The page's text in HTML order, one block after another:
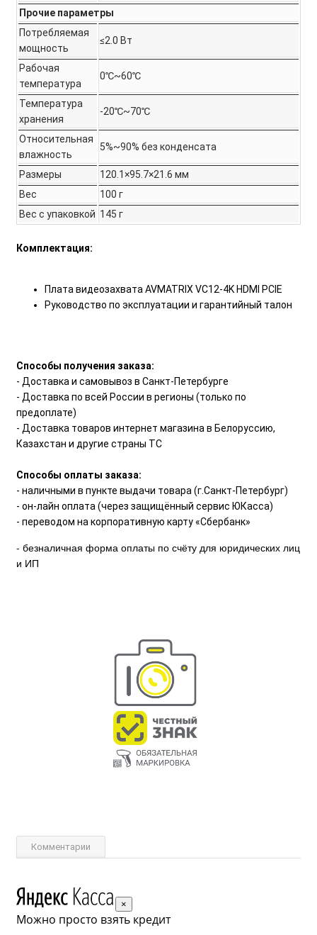
Прочие параметры
Потребляемая
мощность
≤2.0 Вт
Рабочая
температура
0℃~60℃
Температура
хранения
-20℃~70℃
Относительная
влажность
5%~90% без конденсата
Размеры
120.1×95.7×21.6 мм
Вес
100 г
Вес с упаковкой 145 г
Комплектация:
Плата видеозахвата AVMATRIX VC12-4K HDMI PCIE
Руководство по эксплуатации и гарантийный талон
Способы получения заказа:
- Доставка и самовывоз в Санкт-Петербурге
- Доставка по всей России в регионы (только по
предоплате)
- Доставка товаров интернет магазина в Белоруссию,
Казахстан и другие страны ТС
Способы оплаты заказа:
- наличными в пункте выдачи товара (г.Санкт-Петербург)
- он-лайн оплата (через защищённый сервис ЮКасса)
- переводом на корпоративную карту «Сбербанк»
- безналичная форма оплаты по счёту для юридических лиц
и ИП
Комментарии
×
Можно просто взять кредит